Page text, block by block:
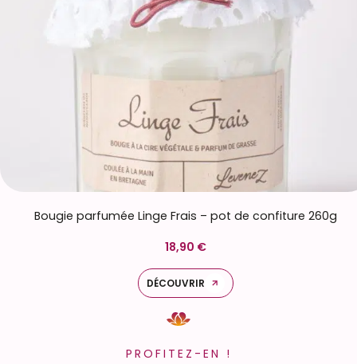
Bougie parfumée Linge Frais – pot de confiture 260g
18,90 €
DÉCOUVRIR
PROFITEZ-EN !